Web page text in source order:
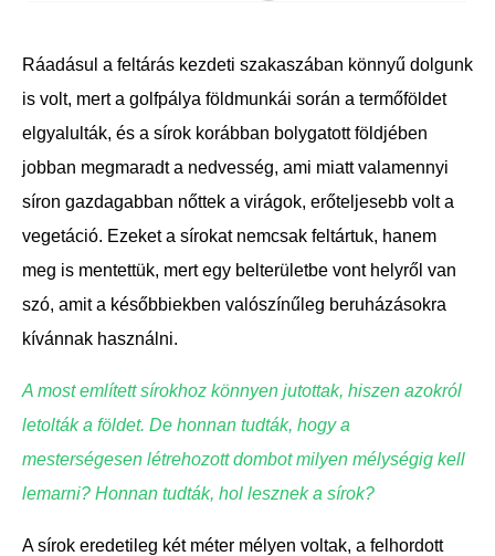
Ráadásul a feltárás kezdeti szakaszában könnyű dolgunk
is volt, mert a golfpálya földmunkái során a termőföldet
elgyalulták, és a sírok korábban bolygatott földjében
jobban megmaradt a nedvesség, ami miatt valamennyi
síron gazdagabban nőttek a virágok, erőteljesebb volt a
vegetáció. Ezeket a sírokat nemcsak feltártuk, hanem
meg is mentettük, mert egy belterületbe vont helyről van
szó, amit a későbbiekben valószínűleg beruházásokra
kívánnak használni.
A most említett sírokhoz könnyen jutottak, hiszen azokról
letolták a földet. De honnan tudták, hogy a
mesterségesen létrehozott dombot milyen mélységig kell
lemarni? Honnan tudták, hol lesznek a sírok?
A sírok eredetileg két méter mélyen voltak, a felhordott